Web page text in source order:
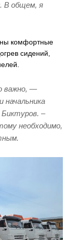
В общем, я
комфортные
сидений,
важно, —
–
необходимо,